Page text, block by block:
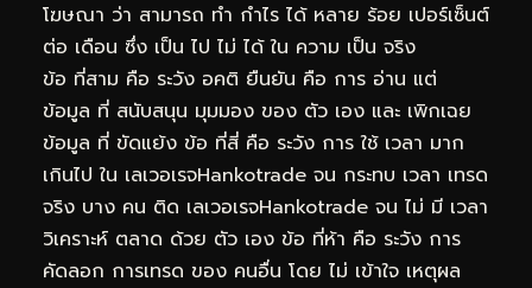
โฆษณา ว่า สามารถ ทำ กำไร ได้ หลาย ร้อย เปอร์เซ็นต์
ต่อ เดือน ซึ่ง เป็น ไป ไม่ ได้ ใน ความ เป็น จริง
ข้อ ที่สาม คือ ระวัง อคติ ยืนยัน คือ การ อ่าน แต่
ข้อมูล ที่ สนับสนุน มุมมอง ของ ตัว เอง และ เพิกเฉย
ข้อมูล ที่ ขัดแย้ง ข้อ ที่สี่ คือ ระวัง การ ใช้ เวลา มาก
เกินไป ใน เลเวอเรจHankotrade จน กระทบ เวลา เทรด
จริง บาง คน ติด เลเวอเรจHankotrade จน ไม่ มี เวลา
วิเคราะห์ ตลาด ด้วย ตัว เอง ข้อ ที่ห้า คือ ระวัง การ
คัดลอก การเทรด ของ คนอื่น โดย ไม่ เข้าใจ เหตุผล